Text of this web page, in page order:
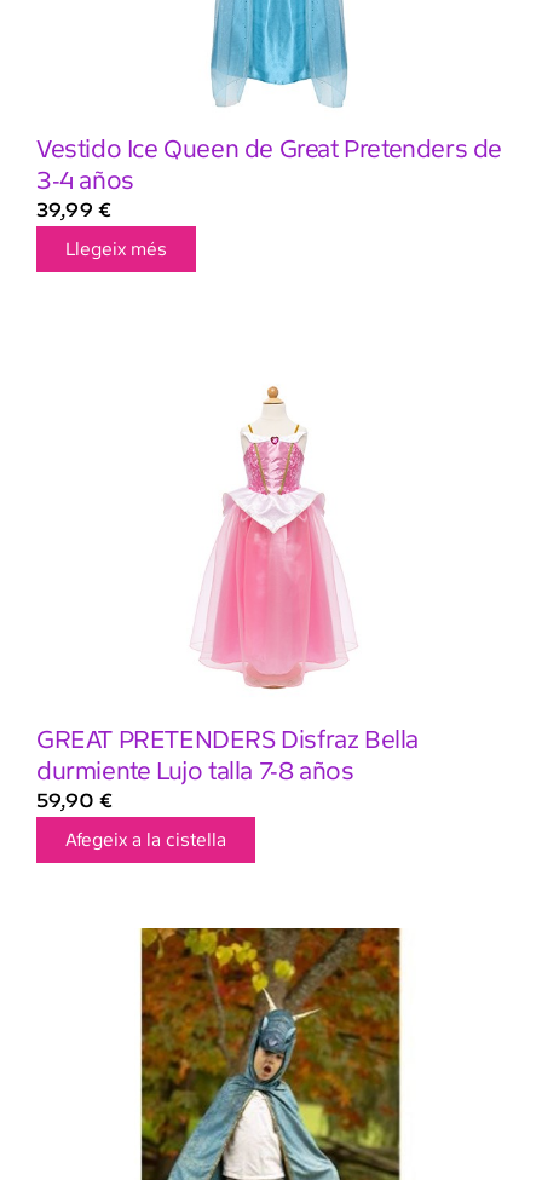
Vestido Ice Queen de Great Pretenders de
3-4 años
39,99 €
Llegeix més
GREAT PRETENDERS Disfraz Bella
durmiente Lujo talla 7-8 años
59,90 €
Afegeix a la cistella